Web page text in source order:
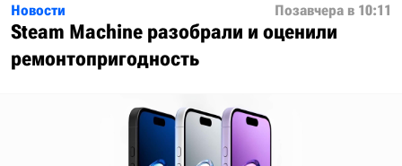
Новости Позавчера в 10:11
Steam Machine разобрали и оценили
ремонтопригодность